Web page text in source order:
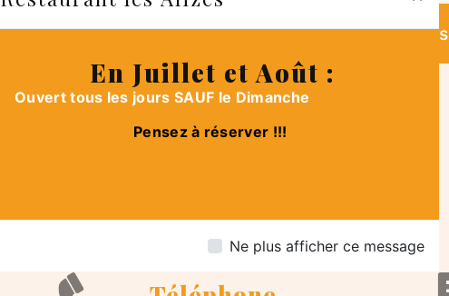
En Juillet et Août :
Ouvert tous les jours SAUF le Dimanche
Pensez à réserver !!!
Ne plus afficher ce message
En savoir plus